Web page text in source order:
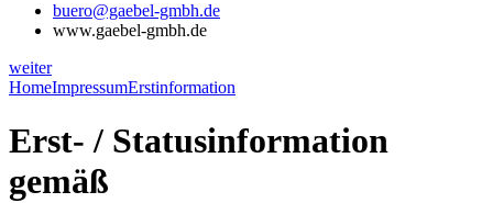
buero@gaebel-gmbh.de
www.gaebel-gmbh.de
weiter
HomeImpressumErstinformation
Erst- / Statusinformation
gemäß